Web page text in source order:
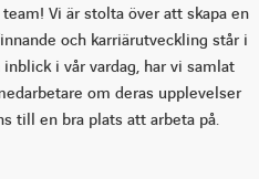
Vi är stolta över att skapa en
och karriärutveckling står i
i vår vardag, har vi samlat
om deras upplevelser
till en bra plats att arbeta på.